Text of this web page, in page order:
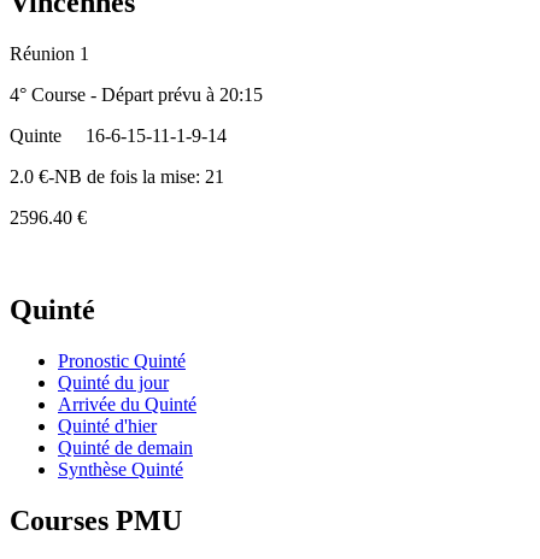
Réunion 1
4° Course - Départ prévu à 20:15
Quinte
16-6-15-11-1-9-14
2.0 €-NB de fois la mise: 21
2596.40 €
Quinté
Pronostic Quinté
Quinté du jour
Arrivée du Quinté
Quinté d'hier
Quinté de demain
Synthèse Quinté
Courses PMU